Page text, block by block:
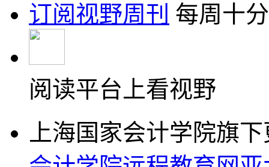
订阅视野周刊 每周十
阅读平台上看视野
上海国家会计学院旗